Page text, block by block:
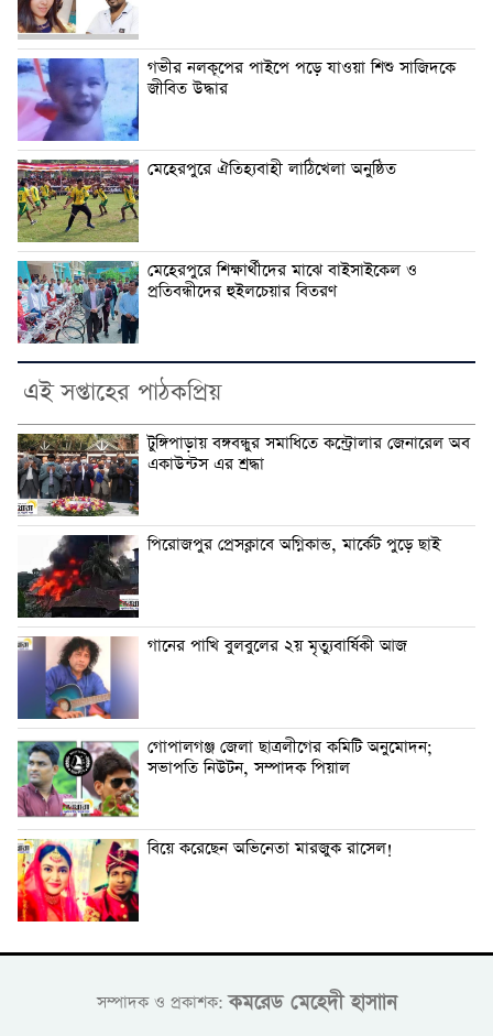
গভীর নলকূপের পাইপে পড়ে যাওয়া শিশু সাজিদকে
জীবিত উদ্ধার
মেহেরপুরে ঐতিহ্যবাহী লাঠিখেলা অনুষ্ঠিত
মেহেরপুরে শিক্ষার্থীদের মাঝে বাইসাইকেল ও
প্রতিবন্ধীদের হুইলচেয়ার বিতরণ
এই সপ্তাহের পাঠকপ্রিয়
টুঙ্গিপাড়ায় বঙ্গবন্ধুর সমাধিতে কন্ট্রোলার জেনারেল অব
একাউন্টস এর শ্রদ্ধা
পিরোজপুর প্রেসক্লাবে অগ্নিকান্ড, মার্কেট পুড়ে ছাই
গানের পাখি বুলবুলের ২য় মৃত্যুবার্ষিকী আজ
গোপালগঞ্জ জেলা ছাত্রলীগের কমিটি অনুমোদন;
সভাপতি নিউটন, সম্পাদক পিয়াল
বিয়ে করেছেন অভিনেতা মারজুক রাসেল!
সম্পাদক ও প্রকাশক:কমরেড মেহেদী হাসাান